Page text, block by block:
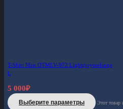
T-Shirt Men OTMLV-972 Lightgreymelange
L
5 000₽
Выберите параметры Этот товар